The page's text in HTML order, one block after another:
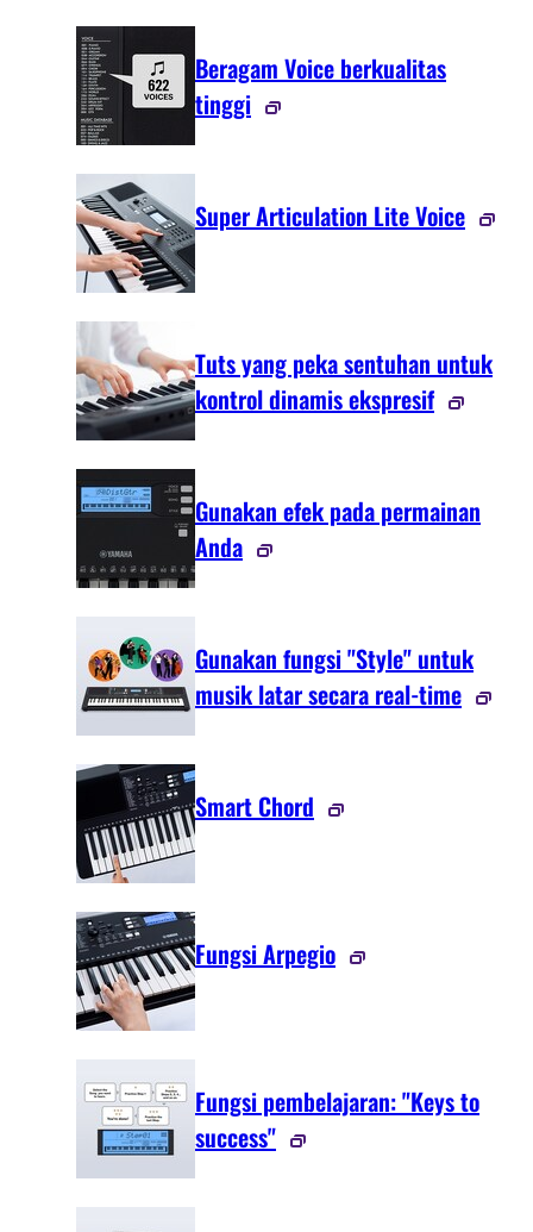
Beragam Voice berkualitas
tinggi
Super Articulation Lite Voice
Tuts yang peka sentuhan untuk
kontrol dinamis ekspresif
Gunakan efek pada permainan
Anda
Gunakan fungsi "Style" untuk
musik latar secara real-time
Smart Chord
Fungsi Arpegio
Fungsi pembelajaran: "Keys to
success"